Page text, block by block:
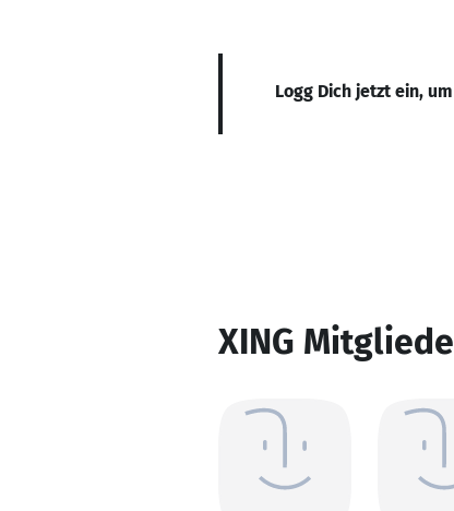
Logg Dich jetzt ein,
XING